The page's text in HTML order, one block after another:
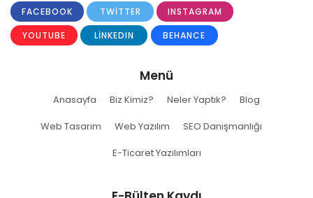
FACEBOOK TWITTER
INSTAGRAM
YOUTUBE
LINKEDIN BEHANCE
Menü
Anasayfa Biz Kimiz? Neler Yaptık?
Blog
Web Tasarım
Web Yazılım
SEO Danışmanlığı
E-Ticaret Yazılımları